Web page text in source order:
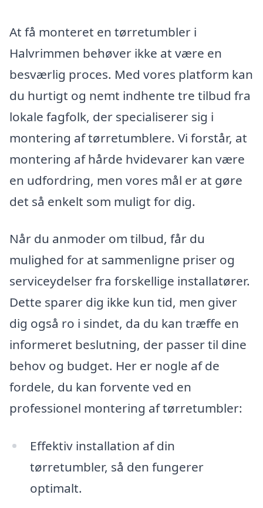
At få monteret en tørretumbler i
Halvrimmen behøver ikke at være en
besværlig proces. Med vores platform kan
du hurtigt og nemt indhente tre tilbud fra
lokale fagfolk, der specialiserer sig i
montering af tørretumblere. Vi forstår, at
montering af hårde hvidevarer kan være
en udfordring, men vores mål er at gøre
det så enkelt som muligt for dig.
Når du anmoder om tilbud, får du
mulighed for at sammenligne priser og
serviceydelser fra forskellige installatører.
Dette sparer dig ikke kun tid, men giver
dig også ro i sindet, da du kan træffe en
informeret beslutning, der passer til dine
behov og budget. Her er nogle af de
fordele, du kan forvente ved en
professionel montering af tørretumbler:
Effektiv installation af din
tørretumbler, så den fungerer
optimalt.